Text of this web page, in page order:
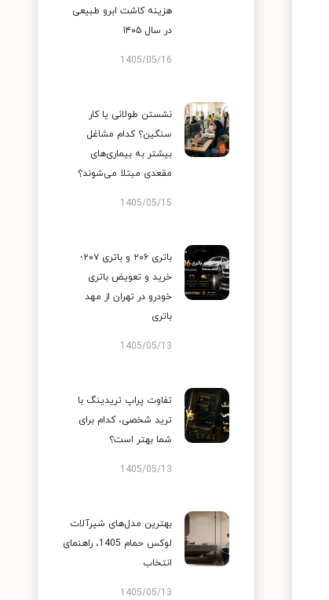
هزینه کاشت ابرو طبیعی
در سال ۱۴۰۵
1405/05/16
نشستن طولانی یا کار
سنگین؟ کدام مشاغل
بیشتر به بیماری‌های
مقعدی مبتلا می‌شوند؟
1405/05/15
باتری ۲۰۶ و باتری ۲۰۷؛
خرید و تعویض باتری
خودرو در تهران از مهد
باتری
1405/05/13
تفاوت پراپ تریدینگ با
ترید شخصی، کدام برای
شما بهتر است؟
1405/05/13
بهترین مدل‌های شیرآلات
لوکس حمام 1405، راهنمای
انتخاب
1405/05/13